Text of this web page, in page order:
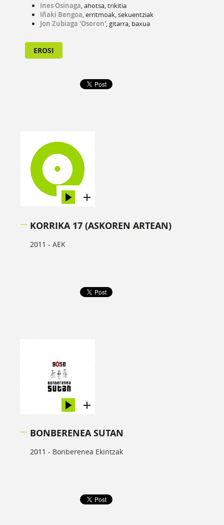
Ines Osinaga, ahotsa, trikitia
Iñaki Bengoa, erritmoak, sekuentziak
Jon Zubiaga 'Osoron', gitarra, baxua
EROSI
KORRIKA 17 (ASKOREN ARTEAN)
2011 - AEK
BONBERENEA SUTAN
2011 - Bonberenea Ekintzak